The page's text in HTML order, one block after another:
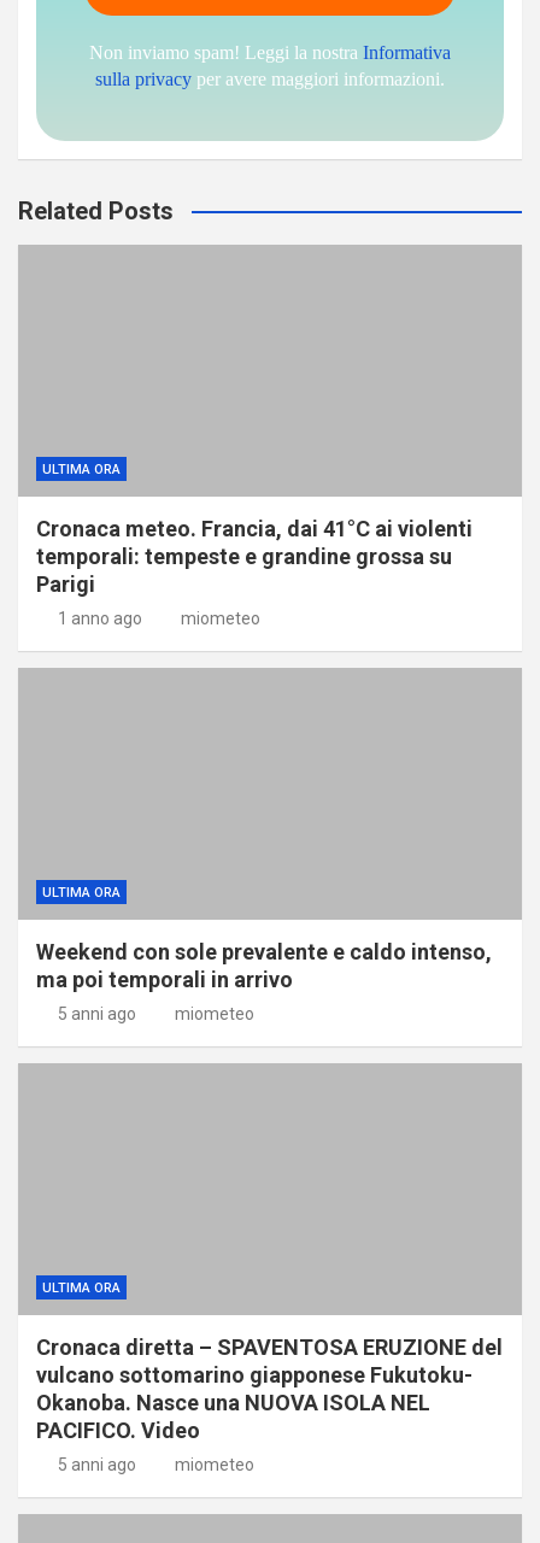
Non inviamo spam! Leggi la nostra Informativa
sulla privacy per avere maggiori informazioni.
Related Posts
ULTIMA ORA
Cronaca meteo. Francia, dai 41°C ai violenti
temporali: tempeste e grandine grossa su
Parigi
1 anno ago miometeo
ULTIMA ORA
Weekend con sole prevalente e caldo intenso,
ma poi temporali in arrivo
5 anni ago miometeo
ULTIMA ORA
Cronaca diretta – SPAVENTOSA ERUZIONE del
vulcano sottomarino giapponese Fukutoku-
Okanoba. Nasce una NUOVA ISOLA NEL
PACIFICO. Video
5 anni ago miometeo